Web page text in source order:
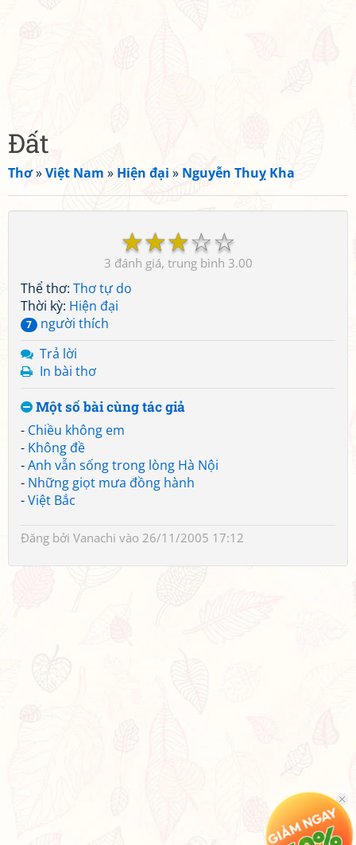
Đất
Thơ»Việt Nam » Hiện đại » Nguyễn Thuỵ Kha
☆
☆
☆
☆
☆
3 3.00
Thể thơ: Thơ tự do
Thời kỳ: Hiện đại
7
người thích
Trả lời
In bài thơ
Một số bài cùng tác giả
- Chiều không em
- Không đề
-Anh vẫn sống trong lòng Hà Nội
- Những giọt mưa đồng hành
-Việt Bắc
Đăng bởi Vanachi vào 26/11/2005 17:12